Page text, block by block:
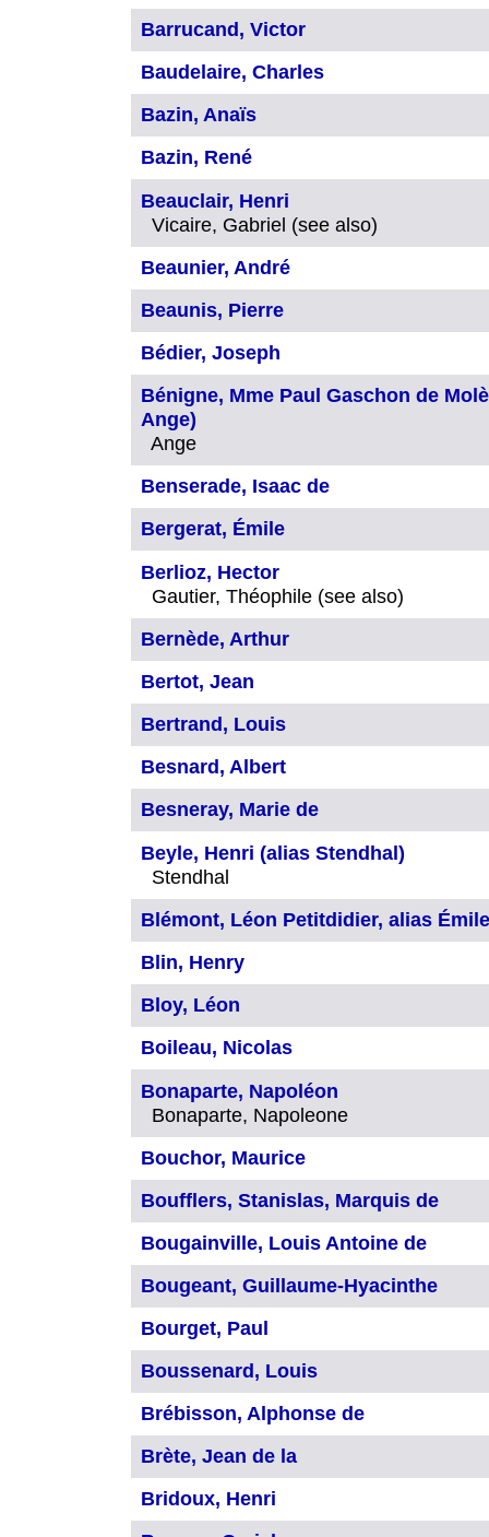
Barrucand, Victor
Baudelaire, Charles
Bazin, Anaïs
Bazin, René
Beauclair, Henri
Vicaire, Gabriel (see also)
Beaunier, André
Beaunis, Pierre
Bédier, Joseph
Bénigne, Mme Paul Gaschon de
Ange)
Ange
Benserade, Isaac de
Bergerat, Émile
Berlioz, Hector
Gautier, Théophile (see also)
Bernède, Arthur
Bertot, Jean
Bertrand, Louis
Besnard, Albert
Besneray, Marie de
Beyle, Henri (alias Stendhal)
Stendhal
Blémont, Léon Petitdidier, alias Émile
Blin, Henry
Bloy, Léon
Boileau, Nicolas
Bonaparte, Napoléon
Bonaparte, Napoleone
Bouchor, Maurice
Boufflers, Stanislas, Marquis de
Bougainville, Louis Antoine de
Bougeant, Guillaume-Hyacinthe
Bourget, Paul
Boussenard, Louis
Brébisson, Alphonse de
Brète, Jean de la
Bridoux, Henri